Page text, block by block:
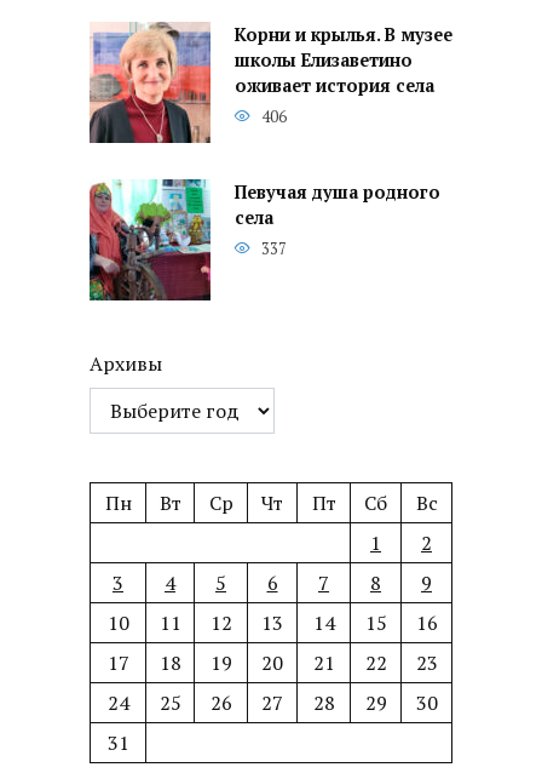
Корни и крылья. В музее
школы Елизаветино
оживает история села
406
Певучая душа родного
села
337
Архивы
Пн Вт Ср Чт Пт Сб
Вс
1
2
3
4 5 6 7 8
9
10
11 12 13 14 15
16
17
18 19 20 21 22
23
24
25 26 27 28 29
30
31